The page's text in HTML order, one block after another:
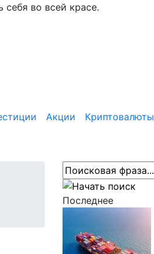
себя во всей красе.
Акции Криптовалюты
Последнее